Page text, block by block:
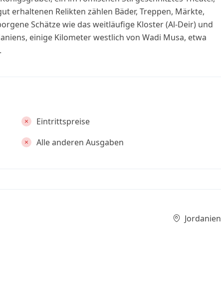
erhaltenen Relikten zählen Bäder, Treppen, Märkte,
Schätze wie das weitläufige Kloster (Al-Deir) und
einige Kilometer westlich von Wadi Musa, etwa
Eintrittspreise
Alle anderen Ausgaben
Jordanien